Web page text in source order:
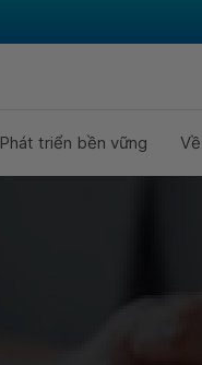
Phát triển bền vững